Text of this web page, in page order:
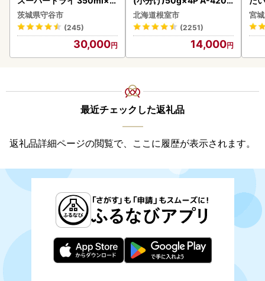
8本 ビール
茨城県守谷市
(245)
30,000
5
北海道根室市
(2251)
14,000
6ロ
宮
最近チェックした返礼品
返礼品詳細ページの閲覧で、ここに履歴が表示されます。